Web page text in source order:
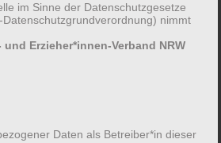
und Entspannung im
im Sinne der Datenschutzgesetze
nimmt
Erzieher*innen-Verband NRW
Daten als Betreiber*in dieser